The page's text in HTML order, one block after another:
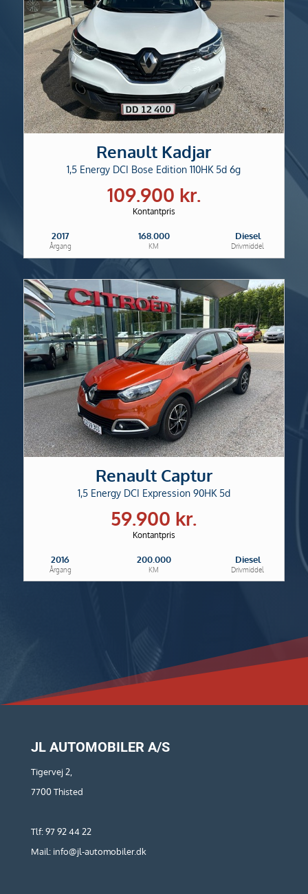
Renault Kadjar
1,5 Energy DCI Bose Edition 110HK 5d 6g
109.900 kr.
Kontantpris
2017
Årgang
168.000
KM
Diesel
Drivmiddel
Renault Captur
1,5 Energy DCI Expression 90HK 5d
59.900 kr.
Kontantpris
2016
Årgang
200.000
KM
Diesel
Drivmiddel
JL AUTOMOBILER A/S
Tigervej 2,
7700 Thisted
Tlf: 97 92 44 22
Mail: info@jl-automobiler.dk